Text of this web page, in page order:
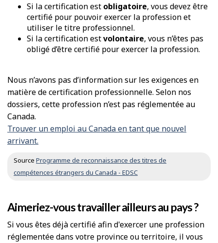
Si la certification est obligatoire, vous devez être
certifié pour pouvoir exercer la profession et
utiliser le titre professionnel.
Si la certification estvolontaire, vous n’êtes pas
obligé d’être certifié pour exercer la profession.
Nous n’avons pas d’information sur les exigences en
matière de certification professionnelle. Selon nos
dossiers, cette profession n’est pas réglementée au
Canada.
Trouver un emploi au Canada en tant que nouvel
arrivant.
Source Programme de reconnaissance des titres de
compétences étrangers du Canada - EDSC
Aimeriez-vous travailler ailleurs au pays ?
Si vous êtes déjà certifié afin d'exercer une profession
réglementée dans votre province ou territoire, il vous